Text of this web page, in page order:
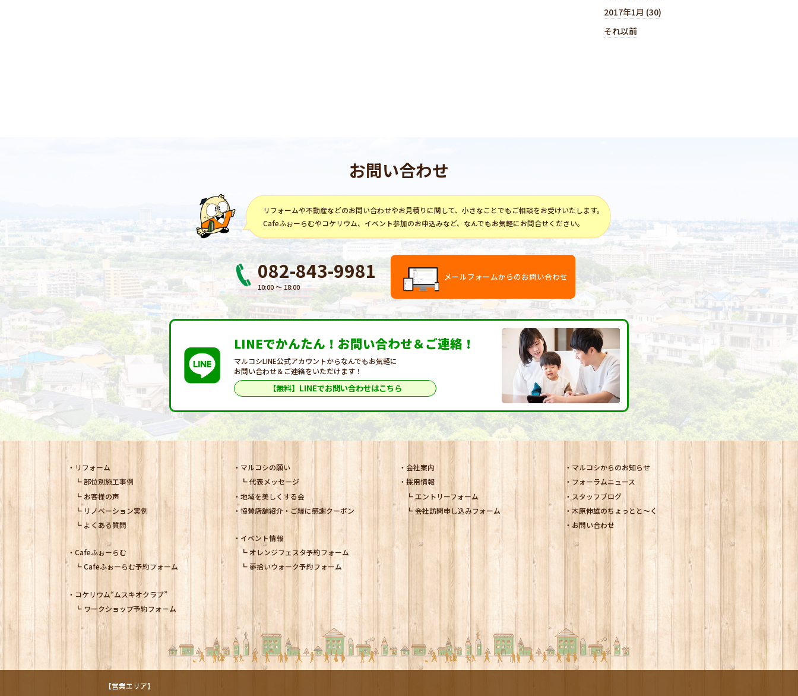
2017年1月 (30)
それ以前
お問い合わせ
リフォームや不動産などのお問い合わせやお見積りに関して、小さなことでもご相談をお受けいたします。
Cafeふぉーらむやコケリウム、イベント参加のお申込みなど、なんでもお気軽にお問合せください。
082-843-9981
10:00 〜 18:00
メールフォームからのお問い合わせ
LINEでかんたん！ お問い合わせ＆ご連絡！
マルコシLINE公式アカウントからなんでもお気軽に
お問い合わせ＆ご連絡をいただけます！
【無料】LINEでお問い合わせはこちら
リフォーム
部位別施工事例
お客様の声
リノベーション実例
よくある質問
Cafeふぉーらむ
Cafeふぉーらむ予約フォーム
コケリウム“ムスキオクラブ”
ワークショップ予約フォーム
マルコシの願い
代表メッセージ
地域を美しくする会
協賛店舗紹介・ご縁に感謝クーポン
イベント情報
オレンジフェスタ予約フォーム
夢拾いウォーク予約フォーム
会社案内
採用情報
エントリーフォーム
会社訪問申し込みフォーム
マルコシからのお知らせ
フォーラムニュース
スタッフブログ
木原伸雄のちょっとと～く
お問い合わせ
【営業エリア】